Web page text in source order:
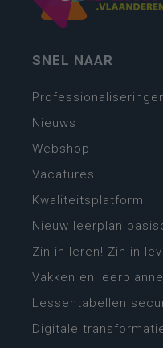
SNEL NAAR
Nieuws
Webshop
Vacatures
Kwaliteitsplatform
Nieuw leerplan
Zin in leren! Zin in
Vakken en
Lessentabellen
Digitale